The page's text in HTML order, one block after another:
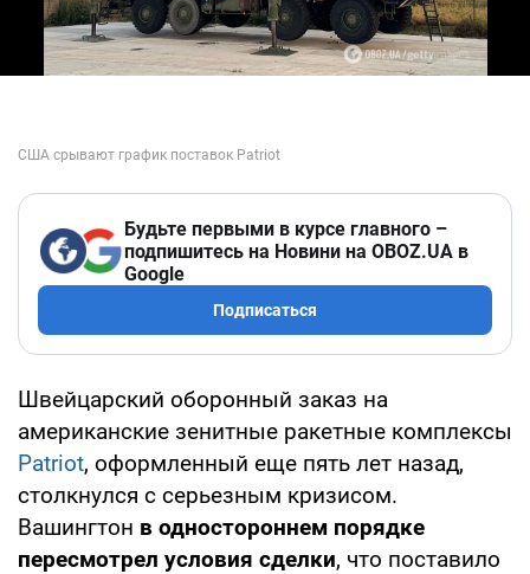
Будьте первыми в курсе главного –
подпишитесь на Новини на OBOZ.UA в
Google
Подписаться
Швейцарский оборонный заказ на
американские зенитные ракетные комплексы
Patriot, оформленный еще пять лет назад,
столкнулся с серьезным кризисом.
Вашингтон в одностороннем порядке
пересмотрел условия сделки, что поставило